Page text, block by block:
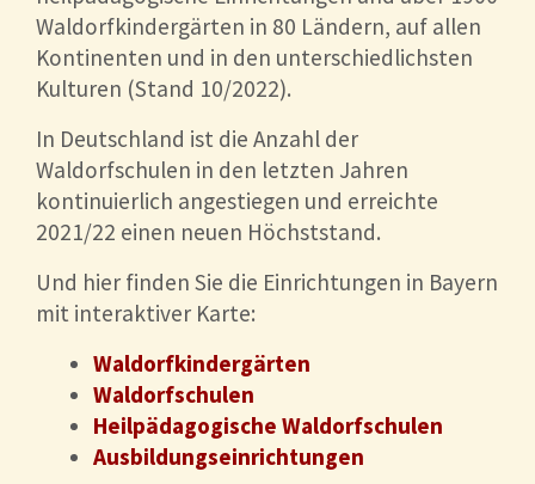
Waldorfkindergärten in 80 Ländern, auf allen
Kontinenten und in den unterschiedlichsten
Kulturen (Stand 10/2022).
In Deutschland ist die Anzahl der
Waldorfschulen in den letzten Jahren
kontinuierlich angestiegen und erreichte
2021/22 einen neuen Höchststand.
Und hier finden Sie die Einrichtungen in Bayern
mit interaktiver Karte:
Waldorfkindergärten
Waldorfschulen
Heilpädagogische Waldorfschulen
Ausbildungseinrichtungen